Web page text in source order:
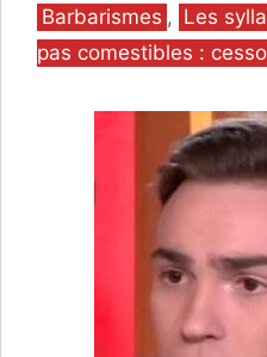
Catégories
Barbarismes , Les
pas comestibles :